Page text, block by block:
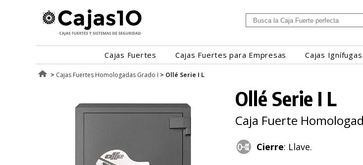
Cajas Fuertes Cajas Fuertes para Empresas Cajas Ignífugas
> Cajas Fuertes Homologadas Grado I > Ollé Serie I L
Ollé Serie I L
Caja Fuerte
Cierre: Llave.